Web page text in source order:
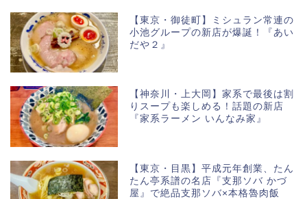
【東京・御徒町】ミシュラン常連の
小池グループの新店が爆誕！『あい
だや２』
【神奈川・上大岡】家系で最後は割
りスープも楽しめる！話題の新店
『家系ラーメン いんなみ家』
【東京・目黒】平成元年創業、たん
たん亭系譜の名店『支那ソバ かづ
屋』で絶品支那ソバ×本格魯肉飯